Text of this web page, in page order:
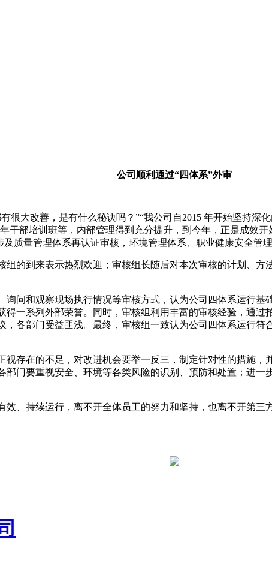
公司顺利通过“四体系”外审
很大改善，是有什么秘诀吗？”“我公司自2015 年开始坚持深
干部培训班等，内部管理得到充分提升，到今年，正是成效
质量管理体系再认证审核，环境管理体系、职业健康安全管
的到来表示热烈欢迎；审核组长随后对本次审核的计划、
问和观察现场执行情况等审核方式，认为公司四体系运行
得一系列外部荣誉。同时，审核组利用丰富的审核经验，通
各部门受益匪浅。最终，审核组一致认为公司四体系运行
视存在的不足，对改进机会要举一反三，制定针对性的措施
门要重视安全、环境等各类风险的识别、预防和处置；进
效、持续运行，离不开全体员工的努力和坚持，也离不开第